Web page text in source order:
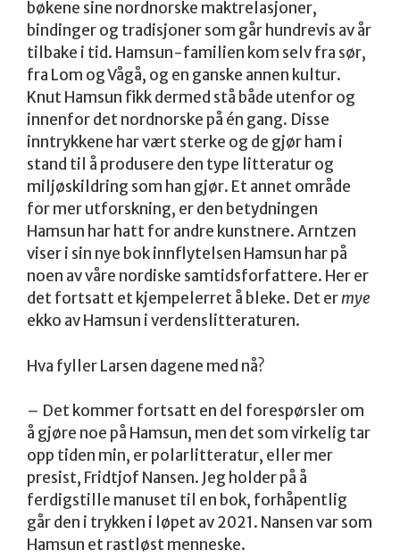
bøkene sine nordnorske maktrelasjoner,
bindinger og tradisjoner som går hundrevis av år
tilbake i tid. Hamsun-familien kom selv fra sør,
fra Lom og Vågå, og en ganske annen kultur.
Knut Hamsun fikk dermed stå både utenfor og
innenfor det nordnorske på én gang. Disse
inntrykkene har vært sterke og de gjør ham i
stand til å produsere den type litteratur og
miljøskildring som han gjør. Et annet område
for mer utforskning, er den betydningen
Hamsun har hatt for andre kunstnere. Arntzen
viser i sin nye bok innflytelsen Hamsun har på
noen av våre nordiske samtidsforfattere. Her er
det fortsatt et kjempelerret å bleke. Det ermye
ekko av Hamsun i verdenslitteraturen.
Hva fyller Larsen dagene med nå?
– Det kommer fortsatt en del forespørsler om
å gjøre noe på Hamsun, men det som virkelig tar
opp tiden min, er polarlitteratur, eller mer
presist, Fridtjof Nansen. Jeg holder på å
ferdigstille manuset til en bok, forhåpentlig
går den i trykken i løpet av 2021. Nansen var som
Hamsun et rastløst menneske.